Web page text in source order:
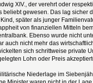
XIV., der verehrt oder
beliebt gewesen. Das lag sicher
später als junger
von finanziellen Mitteln
Ebenso wurde nicht
auch nicht mehr das
sich schrittweise private
Lohn oder Preis
Niederlage im